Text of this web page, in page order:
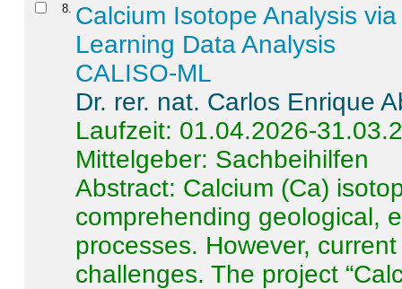
8 Calcium Isotope Analysis
Learning Data Analysis
CALISO-ML
Dr. rer. nat. Carlos Enrique
Laufzeit: 01.04.2026-
Mittelgeber: Sachbeihilfen
Abstract: Calcium (Ca)
comprehending geological,
processes. However,
challenges. The project